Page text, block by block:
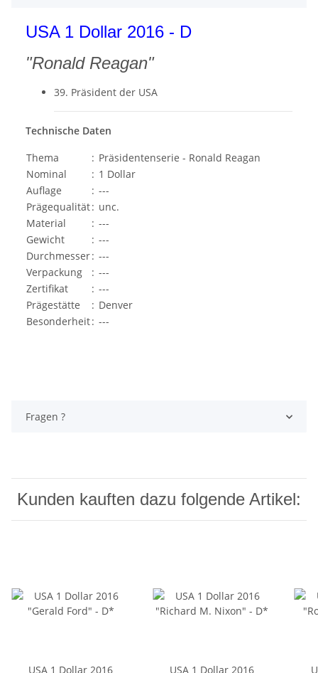
USA 1 Dollar 2016 - D
"Ronald Reagan"
39. Präsident der USA
Technische Daten
Thema
: Präsidentenserie - Ronald Reagan
Nominal
: 1 Dollar
Auflage
: ---
Prägequalität: unc.
Material
: ---
Gewicht
: ---
Durchmesser: ---
Verpackung
: ---
Zertifikat
: ---
Prägestätte
: Denver
Besonderheit: ---
Fragen ?
Kunden kauften dazu folgende Artikel:
USA 1 Dollar 2016
USA 1 Dollar 2016